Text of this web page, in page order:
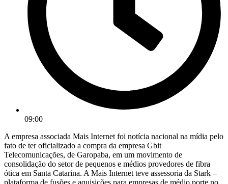
09:00
A empresa associada Mais Internet foi notícia nacional na mídia pelo
fato de ter oficializado a compra da empresa Gbit
Telecomunicações, de Garopaba, em um movimento de
consolidação do setor de pequenos e médios provedores de fibra
ótica em Santa Catarina. A Mais Internet teve assessoria da Stark –